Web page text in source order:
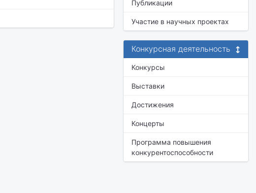
Публикации
Участие в научных проектах
Конкурсная деятельность
Конкурсы
Выставки
Достижения
Концерты
Программа повышения
конкурентоспособности